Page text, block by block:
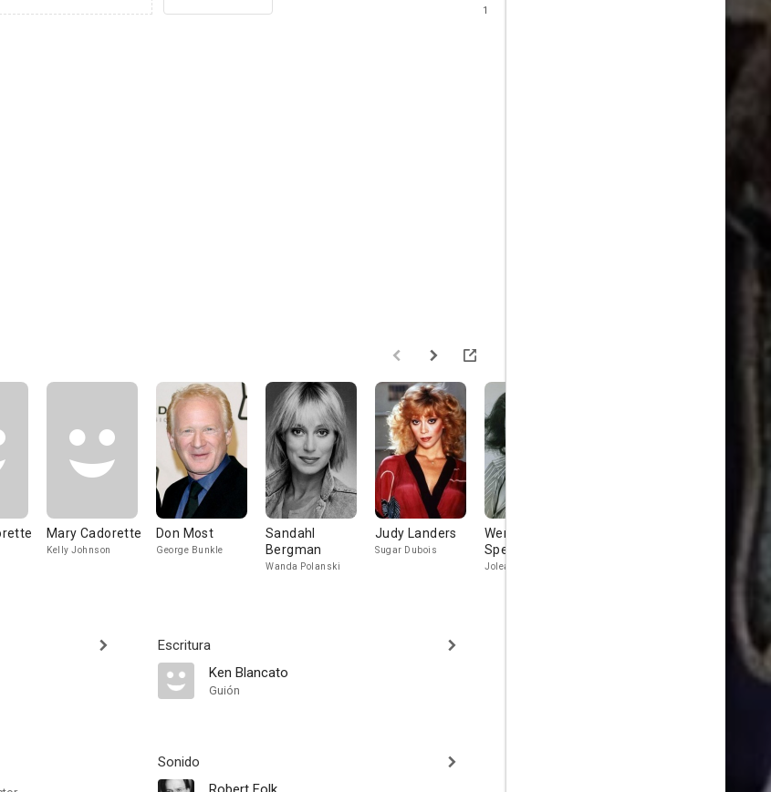
1
Mary Cadorette
Kelly Johnson
Don Most
George Bunkle
Sandahl
Bergman
Wanda Polanski
Judy Landers
Sugar Dubois
Wendie Jo
Sperber
Jolean Winters
Escritura
Ken Blancato
Guión
Sonido